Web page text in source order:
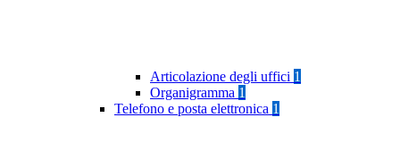
Articolazione degli uffici 1
Organigramma 1
Telefono e posta elettronica 1